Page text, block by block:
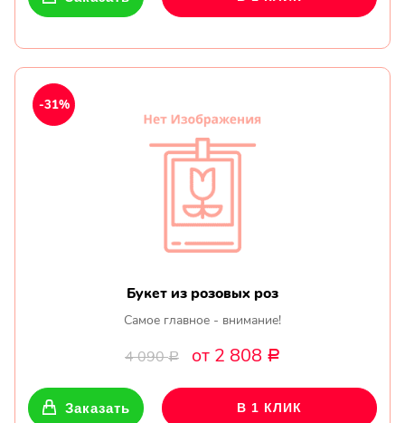
Букет из розовых роз
Самое главное - внимание!
4 090Р от 2 808 Р
-31%
Заказать В 1 КЛИК